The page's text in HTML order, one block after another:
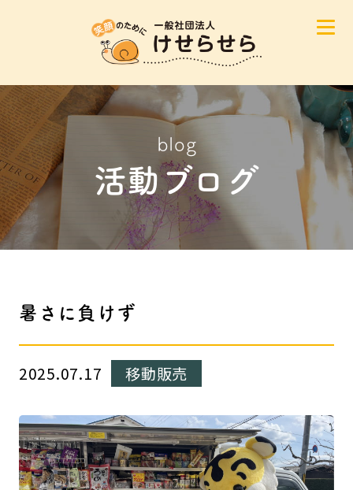
blog
活動ブログ
暑さに負けず
2025.07.17 移動販売